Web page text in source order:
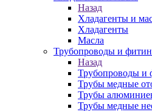
Назад
Хладагенты и
Хладагенты
Масла
Трубопроводы и
Назад
Трубопроводы и
Трубы медные
Трубы
Трубы медные